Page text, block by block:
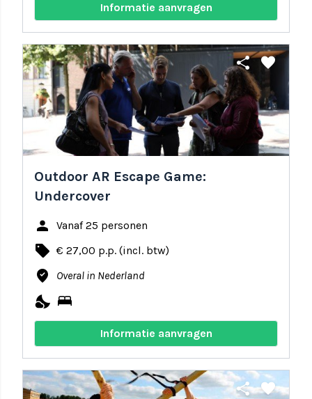
Informatie aanvragen
share favorite
Outdoor AR Escape Game:
Undercover
person Vanaf 25 personen
local_offer € 27,00 p.p. (incl. btw)
where_to_vote Overal in Nederland
nights_stay bed
Informatie aanvragen
share favorite